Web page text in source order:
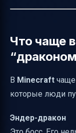
Что чаще
В Minecraft
которые люди
Эндер-дракон